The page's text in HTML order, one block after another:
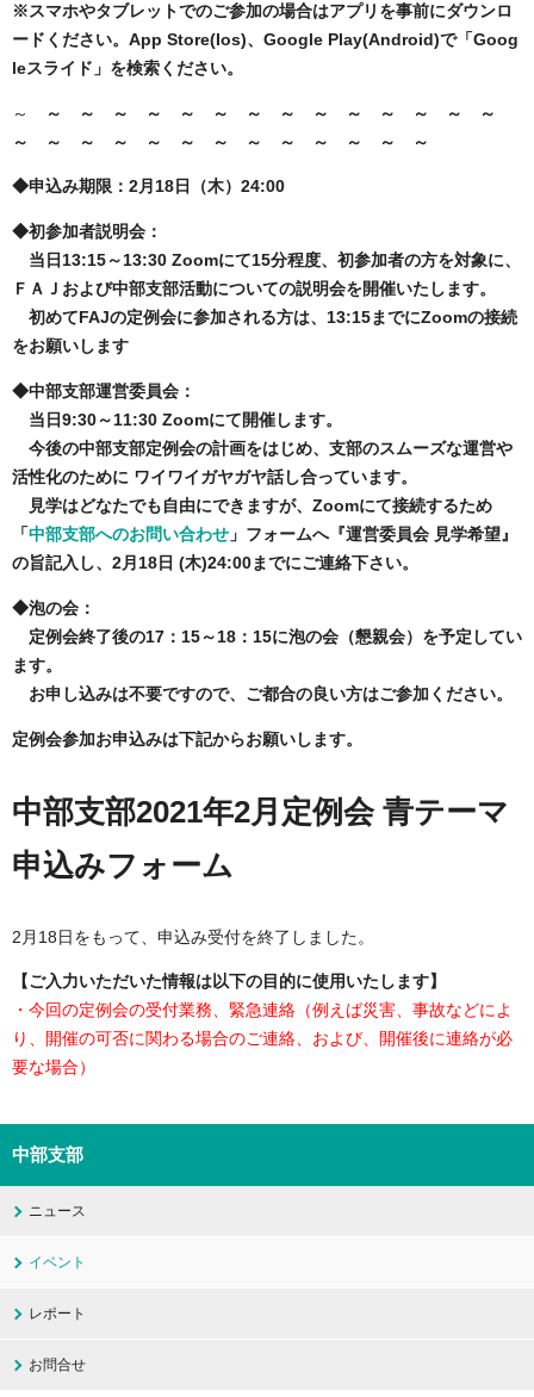
※スマホやタブレットでのご参加の場合はアプリを事前にダウンロ
ードください。App Store(Ios)、Google Play(Android)で「Goog
leスライド」を検索ください。
～
～ ～ ～ ～ ～ ～ ～ ～ ～ ～ ～ ～ ～ ～
～ ～ ～ ～ ～ ～ ～ ～ ～ ～ ～ ～ ～
◆申込み期限：2月18日（木）24:00
◆初参加者説明会：
当日13:15～13:30 Zoomにて15分程度、初参加者の方を対象に、
ＦＡＪおよび中部支部活動についての説明会を開催いたします。
初めてFAJの定例会に参加される方は、13:15までにZoomの接続
をお願いします
◆中部支部運営委員会：
当日9:30～11:30 Zoomにて開催します。
今後の中部支部定例会の計画をはじめ、支部のスムーズな運営や
活性化のために ワイワイガヤガヤ話し合っています。
見学はどなたでも自由にできますが、Zoomにて接続するため
「 中部支部へのお問い合わせ 」フォームへ『運営委員会 見学希望』
の旨記入し、2月18日 (木)24:00までにご連絡下さい。
◆泡の会：
定例会終了後の17：15～18：15に泡の会（懇親会）を予定してい
ます。
お申し込みは不要ですので、ご都合の良い方はご参加ください。
定例会参加お申込みは下記からお願いします。
中部支部2021年2月定例会 青テーマ
申込みフォーム
2月18日をもって、申込み受付を終了しました。
【ご入力いただいた情報は以下の目的に使用いたします】
・今回の定例会の受付業務、緊急連絡（例えば災害、事故などによ
り、開催の可否に関わる場合のご連絡、および、開催後に連絡が必
要な場合）
中部支部
ニュース
イベント
レポート
お問合せ